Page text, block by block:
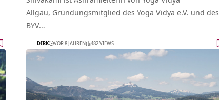
Allgäu, Gründungsmitglied des Yoga Vidya e.V. und des
BYV…
DIRK VOR 8 JAHREN 482 VIEWS